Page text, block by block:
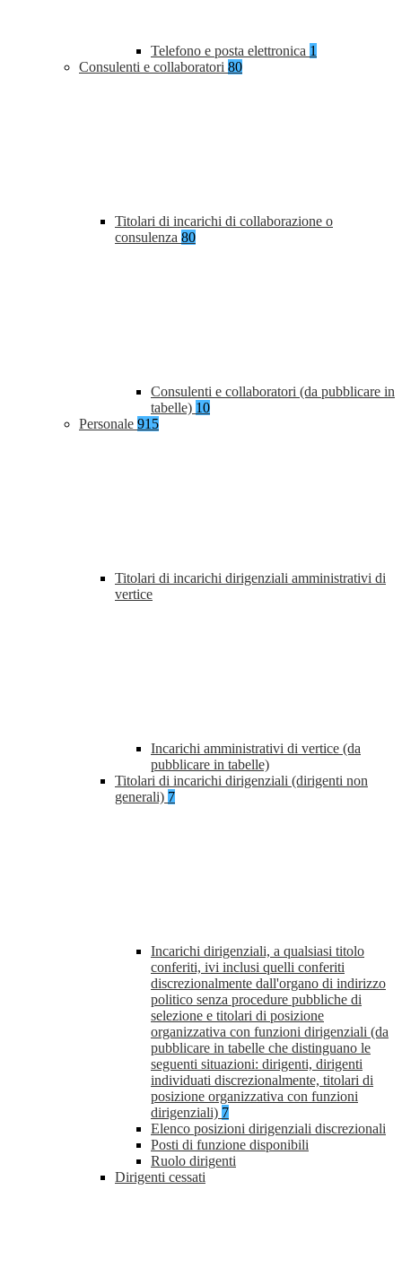
Telefono e posta elettronica 1
Consulenti e collaboratori 80
Titolari di incarichi di collaborazione o
consulenza 80
Consulenti e collaboratori (da pubblicare in
tabelle) 10
Personale 915
Titolari di incarichi dirigenziali amministrativi di
vertice
Incarichi amministrativi di vertice (da
pubblicare in tabelle)
Titolari di incarichi dirigenziali (dirigenti non
generali) 7
Incarichi dirigenziali, a qualsiasi titolo
conferiti, ivi inclusi quelli conferiti
discrezionalmente dall'organo di indirizzo
politico senza procedure pubbliche di
selezione e titolari di posizione
organizzativa con funzioni dirigenziali (da
pubblicare in tabelle che distinguano le
seguenti situazioni: dirigenti, dirigenti
individuati discrezionalmente, titolari di
posizione organizzativa con funzioni
dirigenziali) 7
Elenco posizioni dirigenziali discrezionali
Posti di funzione disponibili
Ruolo dirigenti
Dirigenti cessati